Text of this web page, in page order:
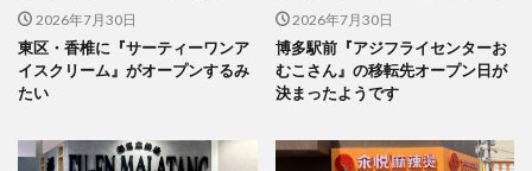
2026年7月30日
東区・香椎に『サーティーワンア
イスクリーム』がオープンするみ
たい
2026年7月30日
博多駅前『アジフライセンターお
むこさん』の移転先オープン日が
決まったようです